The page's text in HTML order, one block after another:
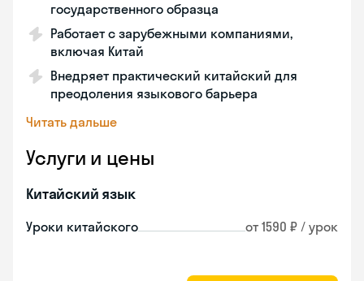
государственного образца
Работает с зарубежными компаниями,
включая Китай
Внедряет практический китайский для
преодоления языкового барьера
Читать дальше
Услуги и цены
Китайский язык
Уроки китайского от 1590 ₽ / урок